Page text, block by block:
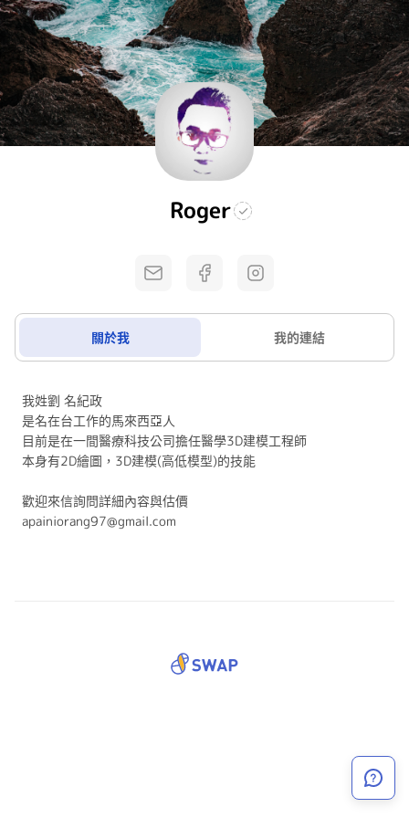
Roger
關於我 我的連結
我姓劉 名紀政
是名在台工作的馬來西亞人
目前是在一間醫療科技公司擔任醫學3D建模工程師
本身有2D繪圖，3D建模(高低模型)的技能
歡迎來信詢問詳細內容與估價
apainiorang97@gmail.com